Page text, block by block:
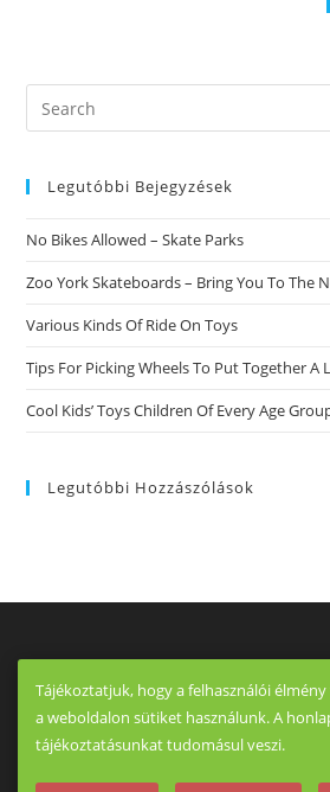
Search
this
Legutóbbi Bejegyzések
No Bikes Allowed – Skate Parks
Zoo York Skateboards – Bring You To The
Various Kinds Of Ride On Toys
Tips For Picking Wheels To Put Together A
Cool Kids’ Toys Children Of Every Age
Legutóbbi Hozzászólások
Tájékoztatjuk, hogy a felhasználói
a weboldalon sütiket használunk. A
tájékoztatásunkat tudomásul veszi.